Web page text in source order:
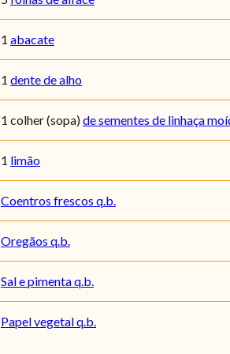
1 abacate
1 dente de alho
1 colher (sopa)de sementes de linhaça
1 limão
Coentros frescos q.b.
Oregãos q.b.
Sal e pimenta q.b.
Papel vegetal q.b.